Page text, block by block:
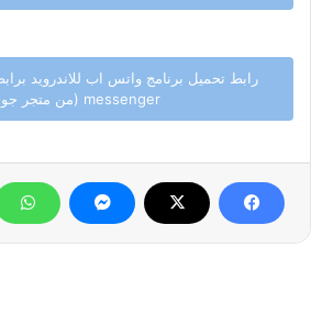
messenger (من متجر جوجل)